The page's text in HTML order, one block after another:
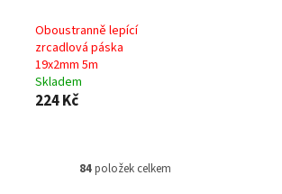
Oboustranně lepící
zrcadlová páska
19x2mm 5m
Skladem
224 Kč
84položek celkem